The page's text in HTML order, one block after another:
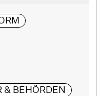
& BEHÖRDEN